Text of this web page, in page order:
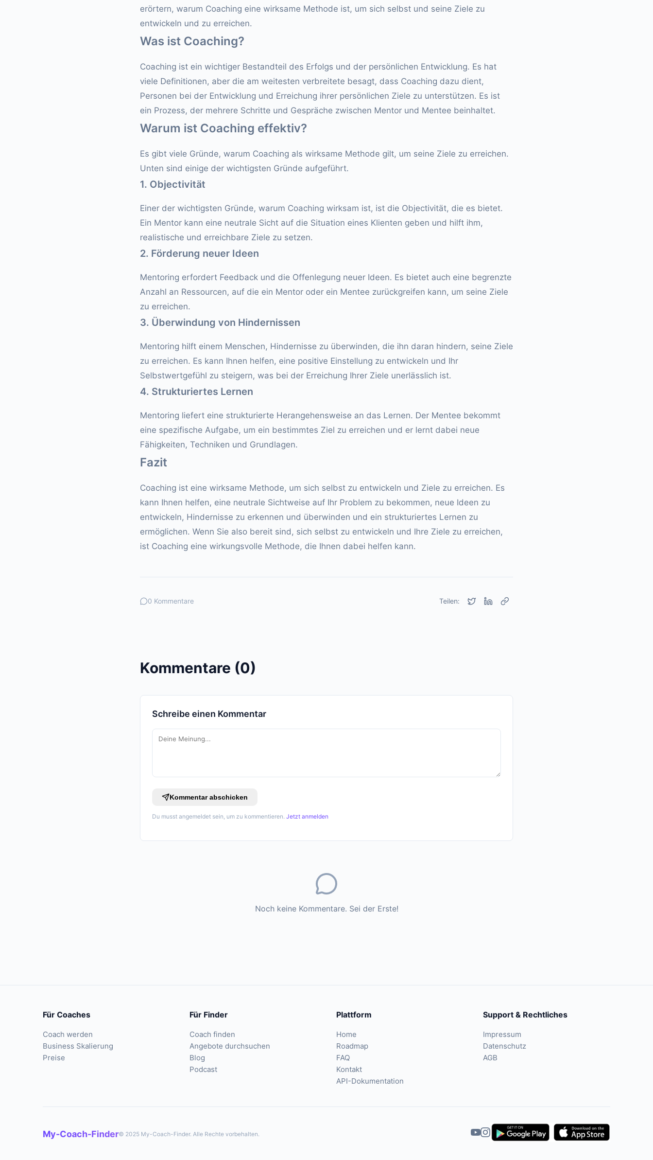
erörtern, warum Coaching eine wirksame Methode ist, um sich selbst und seine Ziele zu
entwickeln und zu erreichen.
Was ist Coaching?
Coaching ist ein wichtiger Bestandteil des Erfolgs und der persönlichen Entwicklung. Es hat
viele Definitionen, aber die am weitesten verbreitete besagt, dass Coaching dazu dient,
Personen bei der Entwicklung und Erreichung ihrer persönlichen Ziele zu unterstützen. Es ist
ein Prozess, der mehrere Schritte und Gespräche zwischen Mentor und Mentee beinhaltet.
Warum ist Coaching effektiv?
Es gibt viele Gründe, warum Coaching als wirksame Methode gilt, um seine Ziele zu erreichen.
Unten sind einige der wichtigsten Gründe aufgeführt.
1. Objectivität
Einer der wichtigsten Gründe, warum Coaching wirksam ist, ist die Objectivität, die es bietet.
Ein Mentor kann eine neutrale Sicht auf die Situation eines Klienten geben und hilft ihm,
realistische und erreichbare Ziele zu setzen.
2. Förderung neuer Ideen
Mentoring erfordert Feedback und die Offenlegung neuer Ideen. Es bietet auch eine begrenzte
Anzahl an Ressourcen, auf die ein Mentor oder ein Mentee zurückgreifen kann, um seine Ziele
zu erreichen.
3. Überwindung von Hindernissen
Mentoring hilft einem Menschen, Hindernisse zu überwinden, die ihn daran hindern, seine Ziele
zu erreichen. Es kann Ihnen helfen, eine positive Einstellung zu entwickeln und Ihr
Selbstwertgefühl zu steigern, was bei der Erreichung Ihrer Ziele unerlässlich ist.
4. Strukturiertes Lernen
Mentoring liefert eine strukturierte Herangehensweise an das Lernen. Der Mentee bekommt
eine spezifische Aufgabe, um ein bestimmtes Ziel zu erreichen und er lernt dabei neue
Fähigkeiten, Techniken und Grundlagen.
Fazit
Coaching ist eine wirksame Methode, um sich selbst zu entwickeln und Ziele zu erreichen. Es
kann Ihnen helfen, eine neutrale Sichtweise auf Ihr Problem zu bekommen, neue Ideen zu
entwickeln, Hindernisse zu erkennen und überwinden und ein strukturiertes Lernen zu
ermöglichen. Wenn Sie also bereit sind, sich selbst zu entwickeln und Ihre Ziele zu erreichen,
ist Coaching eine wirkungsvolle Methode, die Ihnen dabei helfen kann.
0 Kommentare Teilen:
Kommentare (0)
Schreibe einen Kommentar
Kommentar abschicken
Du musst angemeldet sein, um zu kommentieren. Jetzt anmelden
Noch keine Kommentare. Sei der Erste!
Für Coaches
Coach werden
Business Skalierung
Preise
Für Finder
Coach finden
Angebote durchsuchen
Blog
Podcast
Plattform
Home
Roadmap
FAQ
Kontakt
API-Dokumentation
Support & Rechtliches
Impressum
Datenschutz
AGB
My-Coach-Finder© 2025 My-Coach-Finder. Alle Rechte vorbehalten.